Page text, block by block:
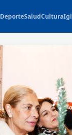
DeporteSaludCultura